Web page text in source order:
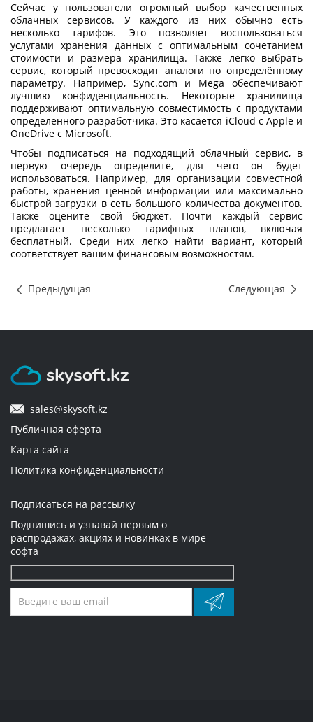
Сейчас у пользователи огромный выбор качественных
облачных сервисов. У каждого из них обычно есть
несколько тарифов. Это позволяет воспользоваться
услугами хранения данных с оптимальным сочетанием
стоимости и размера хранилища. Также легко выбрать
сервис, который превосходит аналоги по определённому
параметру. Например, Sync.com и Mega обеспечивают
лучшию конфиденциальность. Некоторые хранилища
поддерживают оптимальную совместимость с продуктами
определённого разработчика. Это касается iCloud с Apple и
OneDrive с Microsoft.
Чтобы подписаться на подходящий облачный сервис, в
первую очередь определите, для чего он будет
использоваться. Например, для организации совместной
работы, хранения ценной информации или максимально
быстрой загрузки в сеть большого количества документов.
Также оцените свой бюджет. Почти каждый сервис
предлагает несколько тарифных планов, включая
бесплатный. Среди них легко найти вариант, который
соответствует вашим финансовым возможностям.
Предыдущая Следующая
sales@skysoft.kz
Публичная оферта
Карта сайта
Политика конфиденциальности
Подписаться на рассылку
Подпишись и узнавай первым о
распродажах, акциях и новинках в мире
софта
Оставьте
это